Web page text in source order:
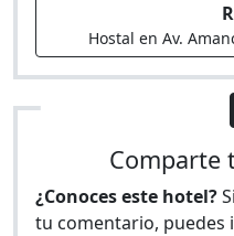
Hostal en Av.
Comparte
¿Conoces este hotel?
tu comentario, puedes